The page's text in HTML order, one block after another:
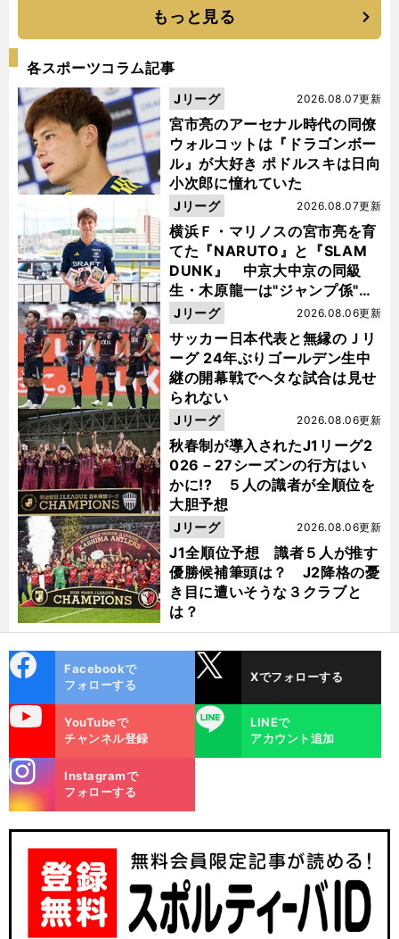
もっと見る
各スポーツコラム記事
宮市亮のアーセナル時代の同僚
ウォルコットは『ドラゴンボー
ル』が大好き ポドルスキは日向
小次郎に憧れていた
2026.08.07更新
Jリーグ
横浜Ｆ・マリノスの宮市亮を育
てた『NARUTO』と『SLAM
DUNK』 中京大中京の同級
生・木原龍一は"ジャンプ係"だ
った
2026.08.07更新
Jリーグ
サッカー日本代表と無縁のＪリ
ーグ 24年ぶりゴールデン生中
継の開幕戦でヘタな試合は見せ
られない
2026.08.06更新
Jリーグ
秋春制が導入されたJ1リーグ2
026－27シーズンの行方はい
かに!? ５人の識者が全順位を
大胆予想
2026.08.06更新
Jリーグ
J1全順位予想 識者５人が推す
優勝候補筆頭は？ J2降格の憂
き目に遭いそうな３クラブと
は？
2026.08.06更新
Jリーグ
ok
Facebookで
フォローする
Xでフォローする
YouTubeで
チャンネル登録
LINE
LINEで
アカウント追加
m
Instagramで
フォローする